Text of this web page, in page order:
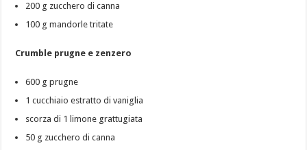
200 g zucchero di canna
100 g mandorle tritate
Crumble prugne e zenzero
600 g prugne
1 cucchiaio estratto di vaniglia
scorza di 1 limone grattugiata
50 g zucchero di canna